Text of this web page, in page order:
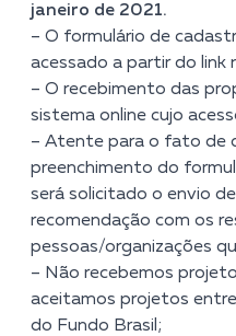
janeiro de 2021.
– O formulário de
acessado a partir do link
– O recebimento das
sistema online cujo
– Atente para o fato de
preenchimento do
será solicitado o envio
recomendação com os
pessoas/organizações
– Não recebemos
aceitamos projetos
do Fundo Brasil;